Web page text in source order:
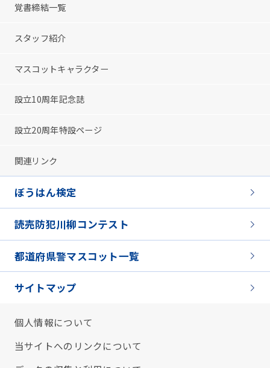
覚書締結一覧
スタッフ紹介
マスコットキャラクター
設立10周年記念誌
設立20周年特設ページ
関連リンク
ぼうはん検定
読売防犯川柳コンテスト
都道府県警マスコット一覧
サイトマップ
個人情報について
当サイトへのリンクについて